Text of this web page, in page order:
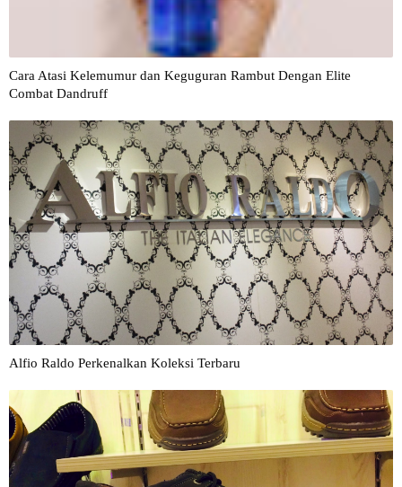
Cara Atasi Kelemumur dan Keguguran Rambut Dengan Elite
Combat Dandruff
Alfio Raldo Perkenalkan Koleksi Terbaru